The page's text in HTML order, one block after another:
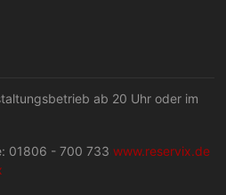
ab 20 Uhr oder im
01806 - 700 733 www.reservix.de